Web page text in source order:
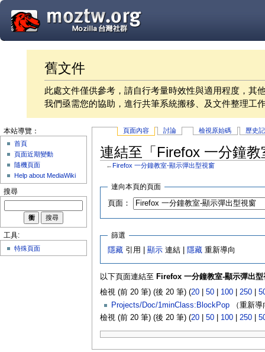
舊文件
此處文件僅供參考，請自行考量時效性與適用程度，其
我們亟需您的協助，進行共筆系統搬移、及文件整理工
頁面內容 討論 檢視原始碼 歷史
連結至「Firefox 一分鐘
← Firefox 一分鐘教室-顯示彈出型視窗
連向本頁的頁面
頁面：
篩選
隱藏 引用 |顯示 連結 | 隱藏 重新導向
以下頁面連結至 Firefox 一分鐘教室-顯示彈出型
檢視 (前 20 筆) (後 20 筆) (20| 50| 100| 250|
Projects/Doc/1minClass:BlockPop（重新導
檢視 (前 20 筆) (後 20 筆) (20| 50| 100| 250|
本站導覽：
首頁
頁面近期變動
隨機頁面
Help about MediaWiki
搜尋
工具:
特殊頁面